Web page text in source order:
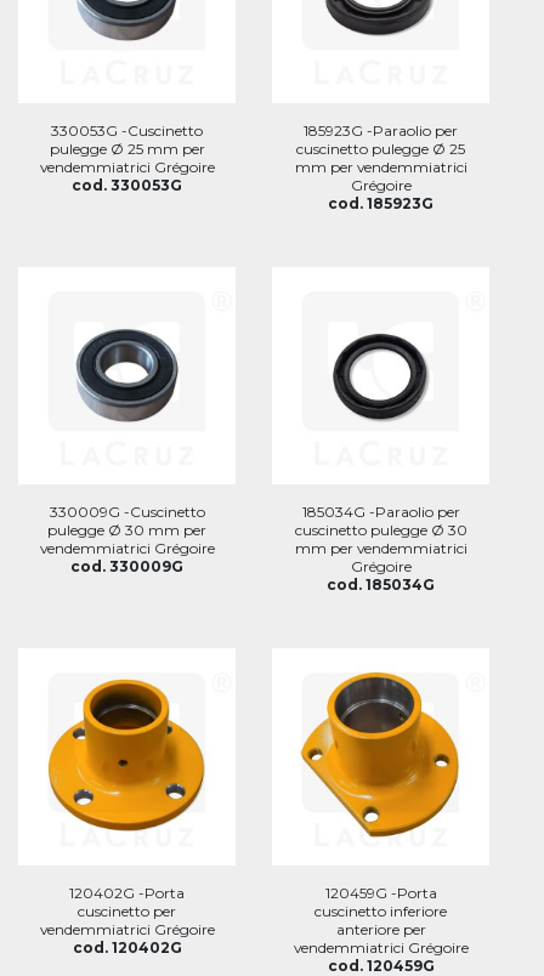
330053G -Cuscinetto
pulegge Ø 25 mm per
vendemmiatrici Grégoire
cod. 330053G
185923G -Paraolio per
cuscinetto pulegge Ø 25
mm per vendemmiatrici
Grégoire
cod. 185923G
330009G -Cuscinetto
pulegge Ø 30 mm per
vendemmiatrici Grégoire
cod. 330009G
185034G -Paraolio per
cuscinetto pulegge Ø 30
mm per vendemmiatrici
Grégoire
cod. 185034G
120402G -Porta
cuscinetto per
vendemmiatrici Grégoire
cod. 120402G
120459G -Porta
cuscinetto inferiore
anteriore per
vendemmiatrici Grégoire
cod. 120459G